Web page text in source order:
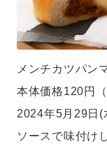
メンチカツパン
本体価格120円
2024年5月29日(
ソースで味付け